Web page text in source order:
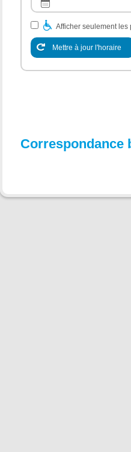
Afficher seulement les
Mettre à jour l'horaire
Correspondance